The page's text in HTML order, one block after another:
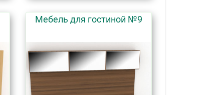
Мебель для гостиной №9